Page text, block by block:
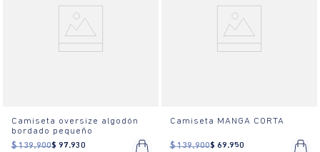
Camiseta oversize algodón
bordado pequeño
$ 139.900$ 97.930
Camiseta MANGA CORTA
$ 139.900$ 69.950